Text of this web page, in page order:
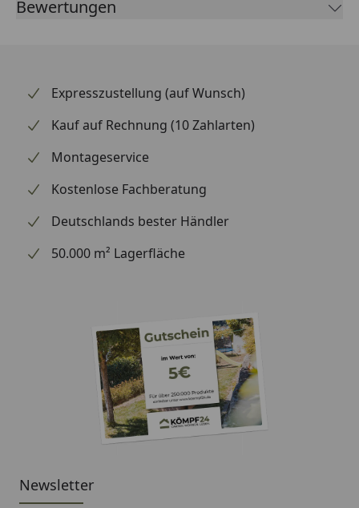
übermittelt. Da es sich meist um Kommissionsware
handelt (wir bestellen das Produkt bei Weber, sobald
wir Ihre Bestellung erhalten haben), können wir
Informationen zu dem Ersatzteil geben. Es dient
lediglich dem Austausch des defekten oder fehlenden
Bewertungen
Expresszustellung (auf Wunsch)
Kauf auf Rechnung (10 Zahlarten)
Montageservice
Kostenlose Fachberatung
Deutschlands bester Händler
50.000 m² Lagerfläche
Newsletter